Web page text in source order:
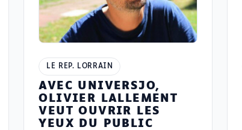
LE REP. LORRAIN
AVEC UNIVERSJO,
OLIVIER LALLEMENT
VEUT OUVRIR LES
YEUX DU PUBLIC